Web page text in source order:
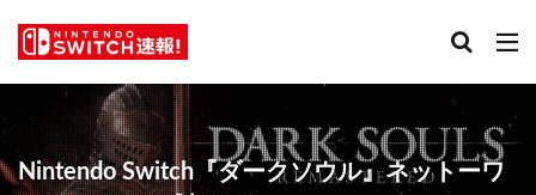
Nintendo Switch『ダークソウル』ネットーワ